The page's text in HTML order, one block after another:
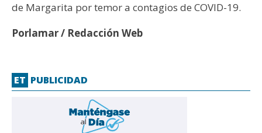
de Margarita por temor a contagios de COVID-19.
Porlamar / Redacción Web
ET PUBLICIDAD